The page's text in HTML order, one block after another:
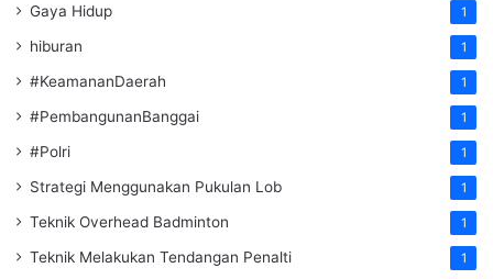
Gaya Hidup 1
hiburan 1
#KeamananDaerah 1
#PembangunanBanggai 1
#Polri 1
Strategi Menggunakan Pukulan Lob 1
Teknik Overhead Badminton 1
Teknik Melakukan Tendangan Penalti 1